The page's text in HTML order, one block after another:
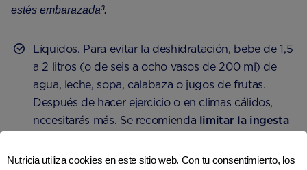
estés embarazada³.
Líquidos. Para evitar la deshidratación, bebe de 1,5
a 2 litros (o de seis a ocho vasos de 200 ml) de
agua, leche, sopa, calabaza o jugos de frutas.
Después de hacer ejercicio o en climas cálidos,
necesitarás más. Se recomienda limitar la ingesta
complicaciones durante el embarazo
.
Nutricia utiliza cookies en este sitio web. Con tu consentimiento, los